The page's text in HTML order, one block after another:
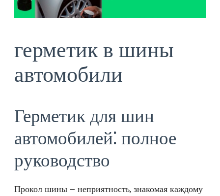
герметик в шины
автомобили
Герметик для шин
автомобилей⁚ полное
руководство
Прокол шины – неприятность, знакомая каждому